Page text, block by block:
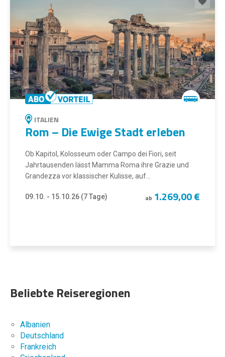
ITALIEN
Rom – Die Ewige Stadt erleben
Ob Kapitol, Kolosseum oder Campo dei Fiori, seit
Jahrtausenden lässt Mamma Roma ihre Grazie und
Grandezza vor klassischer Kulisse, auf...
09.10. - 15.10.26 (7 Tage) ab 1.269,00 €
Beliebte Reiseregionen
Albanien
Deutschland
Frankreich